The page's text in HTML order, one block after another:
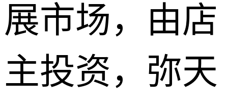
展市场，由店
主投资，弥天